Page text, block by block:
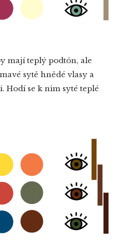
mají teplý podtón, ale
sytě hnědé vlasy a
Hodí se k nim syté teplé